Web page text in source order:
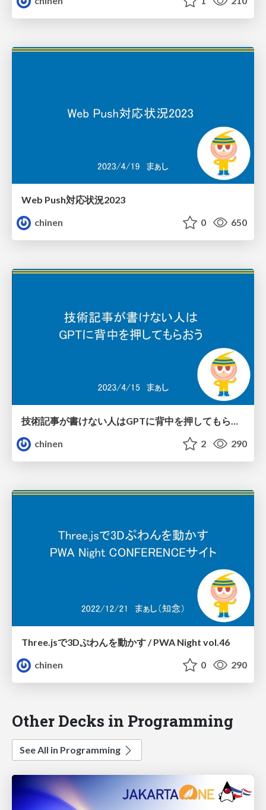
Web Push対応状況2023
chinen
0 650
技術記事が書けない人はGPTに背中を押してもらおう
chinen
2 290
Three.jsで3Dぷわんを動かす / PWA Night vol.46
chinen
0 290
Other Decks in Programming
See All in Programming